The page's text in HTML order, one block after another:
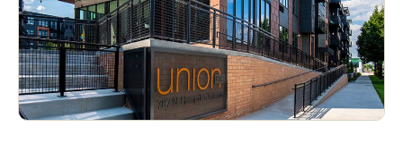
Français
NederlandsEnglish
Spain
Español
Portugal